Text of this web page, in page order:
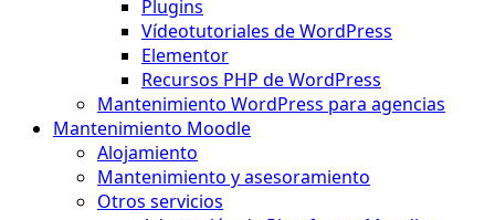
Plugins
Vídeotutoriales de WordPress
Elementor
Recursos PHP de WordPress
Mantenimiento WordPress para agencias
Mantenimiento Moodle
Alojamiento
Mantenimiento y asesoramiento
Otros servicios